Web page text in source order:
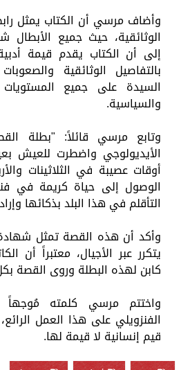
وأضاف مرسي أن الكتاب يمثل
الوثائقية، حيث جميع
إلى أن الكتاب يقدم قيمة
بالتفاصيل الوثائقية
السيدة على جميع المستويات
والسياسية.
وتابع مرسي قائلاً: "بطلة
الأيديولوجي واضطرت للعيش
أوقات عصيبة في الثلاثينات
الوصول إلى حياة كريمة في
التأقلم في هذا البلد بذكائها
وأكد أن هذه القصة تمثل
يتكرر عبر الأجيال، معتبراً أن
كابن لهذه البطلة وروى القصة
واختتم مرسي كلمته مُوجهاً
الفنزويلي على هذا العمل
قيم إنسانية لا قيمة لها.